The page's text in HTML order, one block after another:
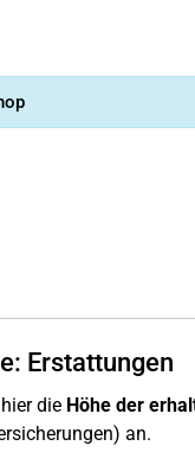
Erstattungen
die Höhe der
an.